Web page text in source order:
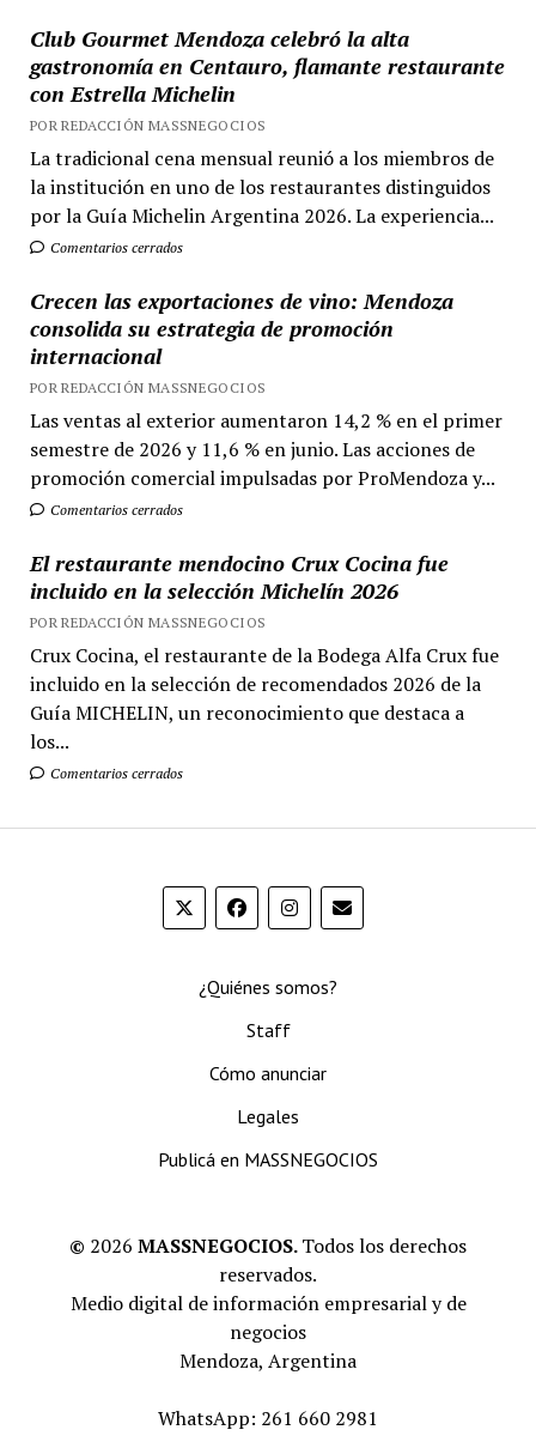
Club Gourmet Mendoza celebró la alta
gastronomía en Centauro, flamante restaurante
con Estrella Michelin
POR REDACCIÓN MASSNEGOCIOS
La tradicional cena mensual reunió a los miembros de
la institución en uno de los restaurantes distinguidos
por la Guía Michelin Argentina 2026. La experiencia...
Comentarios cerrados
Crecen las exportaciones de vino: Mendoza
consolida su estrategia de promoción
internacional
POR REDACCIÓN MASSNEGOCIOS
Las ventas al exterior aumentaron 14,2 % en el primer
semestre de 2026 y 11,6 % en junio. Las acciones de
promoción comercial impulsadas por ProMendoza y...
Comentarios cerrados
El restaurante mendocino Crux Cocina fue
incluido en la selección Michelín 2026
POR REDACCIÓN MASSNEGOCIOS
Crux Cocina, el restaurante de la Bodega Alfa Crux fue
incluido en la selección de recomendados 2026 de la
Guía MICHELIN, un reconocimiento que destaca a
los...
Comentarios cerrados
¿Quiénes somos?
Staff
Cómo anunciar
Legales
Publicá en MASSNEGOCIOS
© 2026 MASSNEGOCIOS.Todos los derechos
reservados.
Medio digital de información empresarial y de
negocios
Mendoza, Argentina
WhatsApp: 261 660 2981